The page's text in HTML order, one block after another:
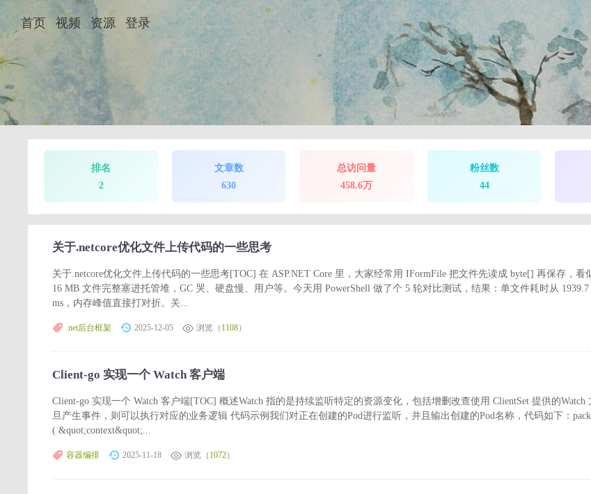
首页 视频 资源 登录
排名
2
文章数
630
总访问量
458.6万
粉丝数
44
关于.netcore优化文件上传代码的一些思考
关于.netcore优化文件上传代码的一些思考[TOC] 在 ASP.NET Core 里，大家经常用 IFormFile 把文件先读成 byte[] 再保存，看
16 MB 文件完整塞进托管堆，GC 哭、硬盘慢、用户等。今天用 PowerShell 做了个 5 轮对比测试，结果：单文件耗时从 1939.7
ms，内存峰值直接打对折。关...
.net后台框架 2025-12-05 浏览（ 1108）
Client-go 实现一个 Watch 客户端
Client-go 实现一个 Watch 客户端[TOC] 概述Watch 指的是持续监听特定的资源变化，包括增删改查使用 ClientSet 提供的Watch
旦产生事件，则可以执行对应的业务逻辑 代码示例我们对正在创建的Pod进行监听，并且输出创建的Pod名称，代码如下：
( &quot;context&quot;...
容器编排 2025-11-18 浏览（ 1072）